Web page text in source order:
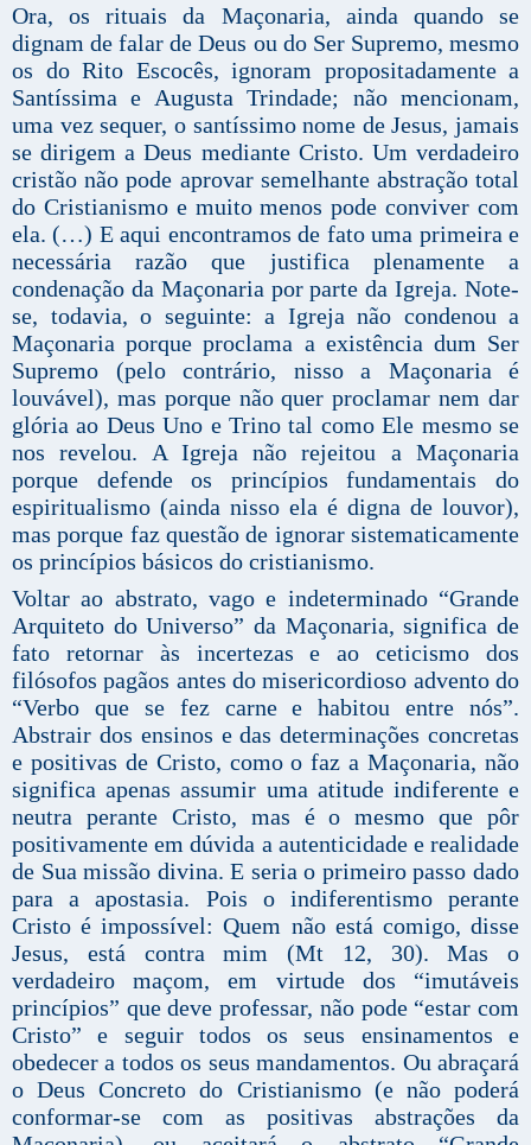
Ora, os rituais da Maçonaria, ainda quando se
dignam de falar de Deus ou do Ser Supremo, mesmo
os do Rito Escocês, ignoram propositadamente a
Santíssima e Augusta Trindade; não mencionam,
uma vez sequer, o santíssimo nome de Jesus, jamais
se dirigem a Deus mediante Cristo. Um verdadeiro
cristão não pode aprovar semelhante abstração total
do Cristianismo e muito menos pode conviver com
ela. (…) E aqui encontramos de fato uma primeira e
necessária razão que justifica plenamente a
condenação da Maçonaria por parte da Igreja. Note-
se, todavia, o seguinte: a Igreja não condenou a
Maçonaria porque proclama a existência dum Ser
Supremo (pelo contrário, nisso a Maçonaria é
louvável), mas porque não quer proclamar nem dar
glória ao Deus Uno e Trino tal como Ele mesmo se
nos revelou. A Igreja não rejeitou a Maçonaria
porque defende os princípios fundamentais do
espiritualismo (ainda nisso ela é digna de louvor),
mas porque faz questão de ignorar sistematicamente
os princípios básicos do cristianismo.
Voltar ao abstrato, vago e indeterminado “Grande
Arquiteto do Universo” da Maçonaria, significa de
fato retornar às incertezas e ao ceticismo dos
filósofos pagãos antes do misericordioso advento do
“Verbo que se fez carne e habitou entre nós”.
Abstrair dos ensinos e das determinações concretas
e positivas de Cristo, como o faz a Maçonaria, não
significa apenas assumir uma atitude indiferente e
neutra perante Cristo, mas é o mesmo que pôr
positivamente em dúvida a autenticidade e realidade
de Sua missão divina. E seria o primeiro passo dado
para a apostasia. Pois o indiferentismo perante
Cristo é impossível: Quem não está comigo, disse
Jesus, está contra mim (Mt 12, 30). Mas o
verdadeiro maçom, em virtude dos “imutáveis
princípios” que deve professar, não pode “estar com
Cristo” e seguir todos os seus ensinamentos e
obedecer a todos os seus mandamentos. Ou abraçará
o Deus Concreto do Cristianismo (e não poderá
conformar-se com as positivas abstrações da